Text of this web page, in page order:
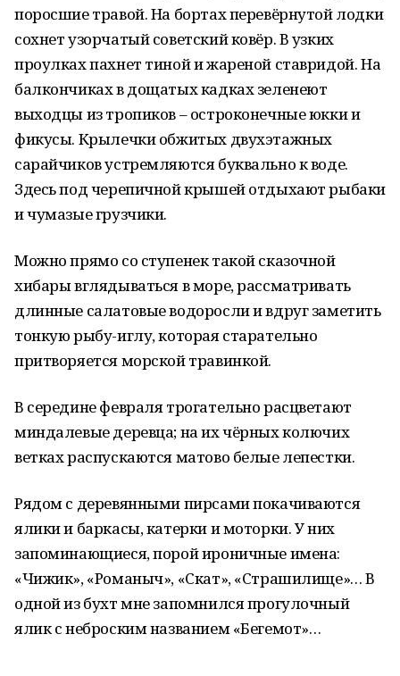
поросшие травой. На бортах перевёрнутой лодки
сохнет узорчатый советский ковёр. В узких
проулках пахнет тиной и жареной ставридой. На
балкончиках в дощатых кадках зеленеют
выходцы из тропиков – остроконечные юкки и
фикусы. Крылечки обжитых двухэтажных
сарайчиков устремляются буквально к воде.
Здесь под черепичной крышей отдыхают рыбаки
и чумазые грузчики.
Можно прямо со ступенек такой сказочной
хибары вглядываться в море, рассматривать
длинные салатовые водоросли и вдруг заметить
тонкую рыбу-иглу, которая старательно
притворяется морской травинкой.
В середине февраля трогательно расцветают
миндалевые деревца; на их чёрных колючих
ветках распускаются матово белые лепестки.
Рядом с деревянными пирсами покачиваются
ялики и баркасы, катерки и моторки. У них
запоминающиеся, порой ироничные имена:
«Чижик», «Романыч», «Скат», «Страшилище»… В
одной из бухт мне запомнился прогулочный
ялик с неброским названием «Бегемот»…